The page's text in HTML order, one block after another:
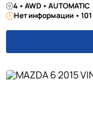
4 • AWD • AUTOMATIC
Нет информации • 101